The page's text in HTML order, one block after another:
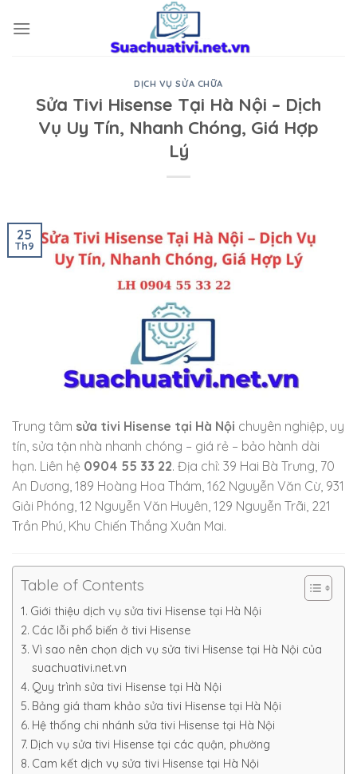
DỊCH VỤ SỬA CHỮA
Sửa Tivi Hisense Tại Hà Nội – Dịch
Vụ Uy Tín, Nhanh Chóng, Giá Hợp
Lý
25
Th9
Trung tâm sửa tivi Hisense tại Hà Nội chuyên nghiệp, uy
tín, sửa tận nhà nhanh chóng – giá rẻ – bảo hành dài
hạn. Liên hệ 0904 55 33 22. Địa chỉ: 39 Hai Bà Trưng, 70
An Dương, 189 Hoàng Hoa Thám, 162 Nguyễn Văn Cừ, 931
Giải Phóng, 12 Nguyễn Văn Huyên, 129 Nguyễn Trãi, 221
Trần Phú, Khu Chiến Thắng Xuân Mai.
Table of Contents
Giới thiệu dịch vụ sửa tivi Hisense tại Hà Nội
Các lỗi phổ biến ở tivi Hisense
Vì sao nên chọn dịch vụ sửa tivi Hisense tại Hà Nội của
suachuativi.net.vn
Quy trình sửa tivi Hisense tại Hà Nội
Bảng giá tham khảo sửa tivi Hisense tại Hà Nội
Hệ thống chi nhánh sửa tivi Hisense tại Hà Nội
Dịch vụ sửa tivi Hisense tại các quận, phường
Cam kết dịch vụ sửa tivi Hisense tại Hà Nội